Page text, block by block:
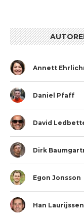
Annett
Daniel Pfaff
David
Dirk
Egon Jonsson
Han Laurijssen